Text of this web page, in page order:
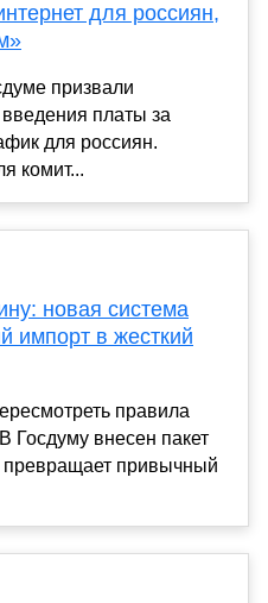
для россиян,
призвали
платы за
для россиян.
комит...
новая система
импорт в жесткий
правила
Госдуму внесен пакет
превращает привычный